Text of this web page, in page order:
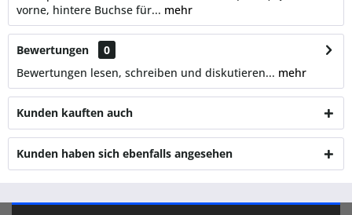
vorne, hintere Buchse für... mehr
Bewertungen
0
Bewertungen lesen, schreiben und diskutieren... mehr
Kunden kauften auch
Kunden haben sich ebenfalls angesehen